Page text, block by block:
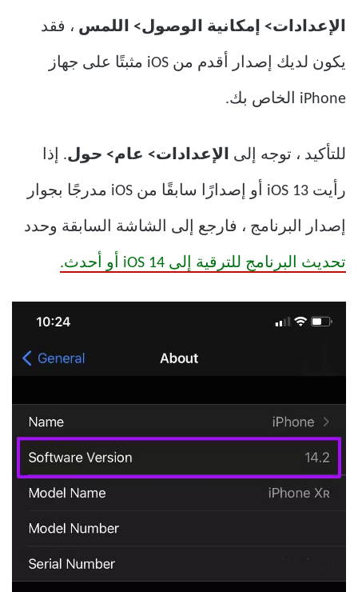
الإعدادات> إمكانية الوصول> اللمس ، فقد
يكون لديك إصدار أقدم من iOS مثبتًا على جهاز
iPhone الخاص بك.
للتأكيد ، توجه إلى الإعدادات> عام> حول. إذا
رأيت iOS 13 أو إصدارًا سابقًا من iOS مدرجًا بجوار
إصدار البرنامج ، فارجع إلى الشاشة السابقة وحدد
تحديث البرنامج للترقية إلى iOS 14 أو أحدث.